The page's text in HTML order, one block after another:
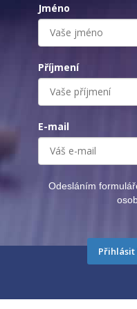
Jméno
Příjmení
E-mail
Odesláním
Přihlásit